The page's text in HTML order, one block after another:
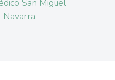
San Miguel
Navarra